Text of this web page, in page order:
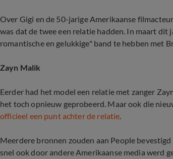
Over Gigi en de 50-jarige Amerikaanse
was dat de twee een relatie hadden. In maart
romantische en gelukkige" band te hebben met
Zayn Malik
Eerder had het model een relatie met zanger
het toch opnieuw geprobeerd. Maar ook die
officieel een punt achter de relatie.
Meerdere bronnen zouden aan People
snel ook door andere Amerikaanse media werd